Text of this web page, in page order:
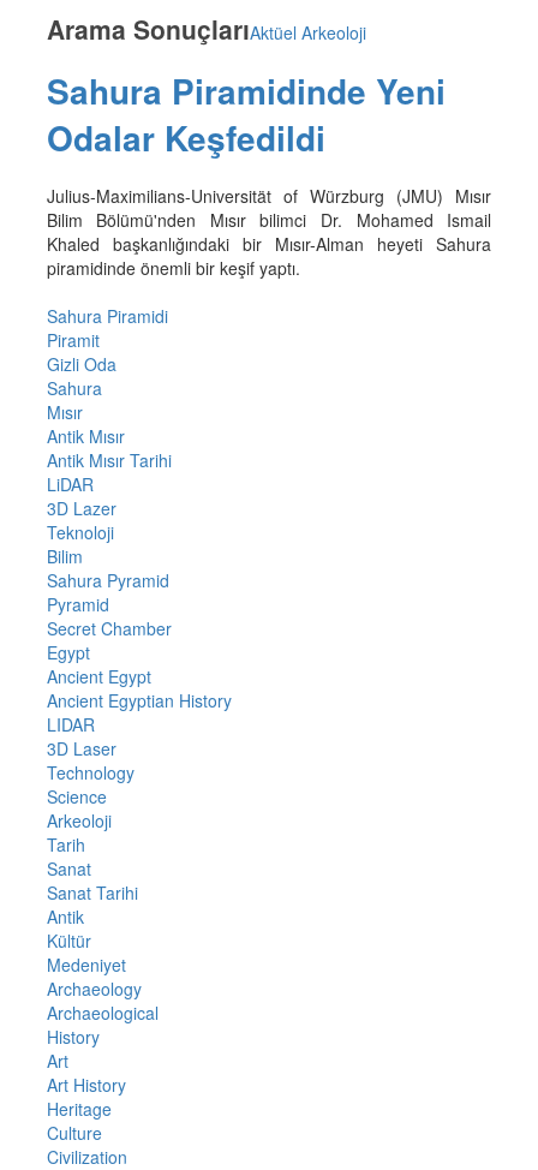
Arama SonuçlarıAktüel Arkeoloji
Sahura Piramidinde Yeni
Odalar Keşfedildi
Julius-Maximilians-Universität of Würzburg (JMU) Mısır
Bilim Bölümü'nden Mısır bilimci Dr. Mohamed Ismail
Khaled başkanlığındaki bir Mısır-Alman heyeti Sahura
piramidinde önemli bir keşif yaptı.
Sahura Piramidi
Piramit
Gizli Oda
Sahura
Mısır
Antik Mısır
Antik Mısır Tarihi
LiDAR
3D Lazer
Teknoloji
Bilim
Sahura Pyramid
Pyramid
Secret Chamber
Egypt
Ancient Egypt
Ancient Egyptian History
LIDAR
3D Laser
Technology
Science
Arkeoloji
Tarih
Sanat
Sanat Tarihi
Antik
Kültür
Medeniyet
Archaeology
Archaeological
History
Art
Art History
Heritage
Culture
Civilization